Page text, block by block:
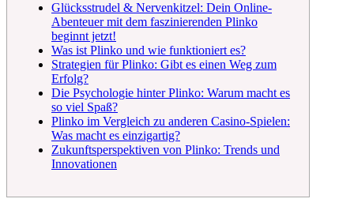
Glücksstrudel & Nervenkitzel: Dein Online-
Abenteuer mit dem faszinierenden Plinko
beginnt jetzt!
Was ist Plinko und wie funktioniert es?
Strategien für Plinko: Gibt es einen Weg zum
Erfolg?
Die Psychologie hinter Plinko: Warum macht es
so viel Spaß?
Plinko im Vergleich zu anderen Casino-Spielen:
Was macht es einzigartig?
Zukunftsperspektiven von Plinko: Trends und
Innovationen